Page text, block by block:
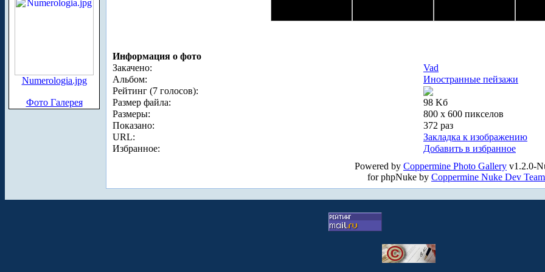
Numerologia.jpg
Фото Галерея
Информация о фото
Закачено:
Vad
Альбом:
Иностранные пейзажи
Рейтинг (7 голосов):
Размер файла:
98 Kб
Размеры:
800 x 600 пикселов
Показано:
372 раз
URL:
Закладка к изображению
Избранное:
Добавить в избранное
Powered by Coppermine Photo Gallery v1.2.0-
for phpNuke by Coppermine Nuke Dev Team